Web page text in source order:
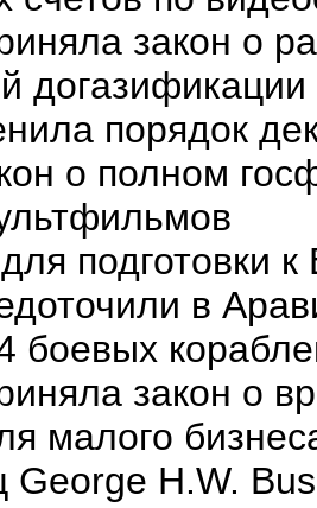
закон о
догазификации
порядок
о полном
подготовки
в
боевых
закон о
малого
George H.W.